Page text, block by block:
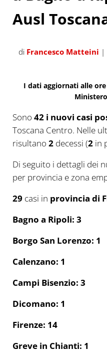
Ausl
di Francesco Matteini |
I dati aggiornati alle
Sono 42 i nuovi casi
Toscana Centro. Nelle
risultano 2 decessi (2in
Di seguito i dettagli dei
per provincia e zona
29 casi in provincia di
Bagno a Ripoli: 3
Borgo San Lorenzo: 1
Calenzano: 1
Campi Bisenzio: 3
Dicomano: 1
Firenze: 14
Greve in Chianti: 1